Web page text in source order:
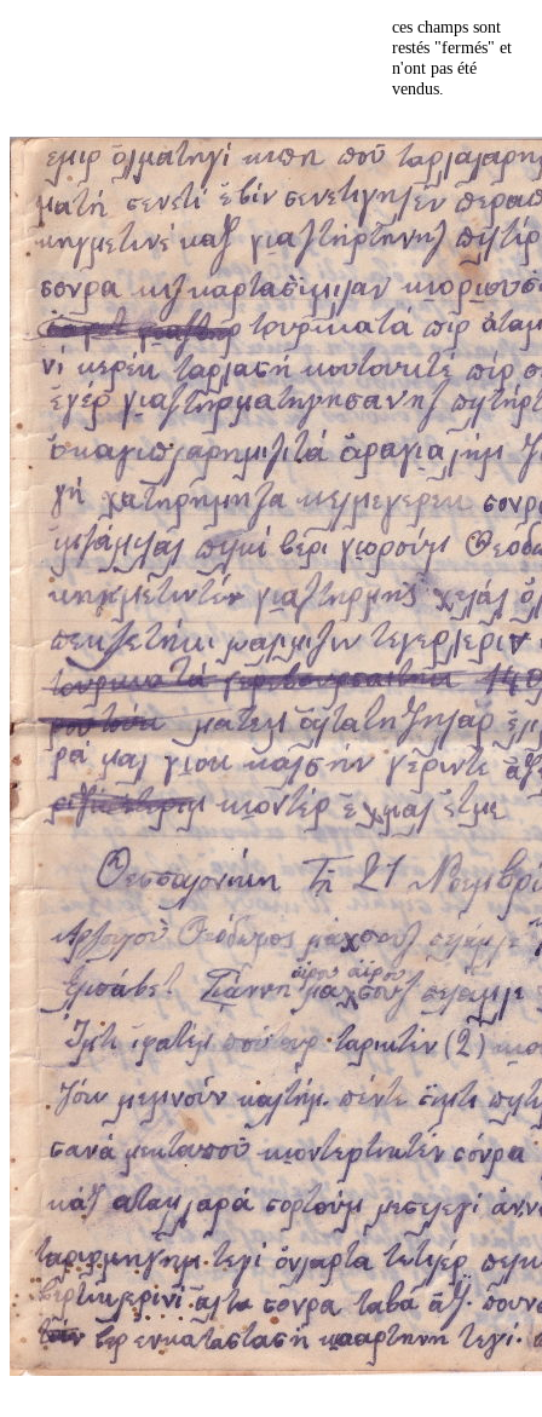
ces champs sont
restés "fermés" et
n'ont pas été
vendus.